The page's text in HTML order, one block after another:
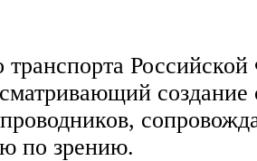
создание
по зрению.